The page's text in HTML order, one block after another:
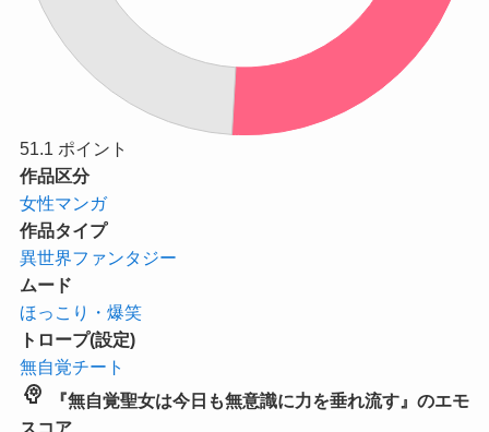
51.1 ポイント
作品区分
女性マンガ
作品タイプ
異世界ファンタジー
ムード
ほっこり・爆笑
トロープ(設定)
無自覚チート
psychology
『無自覚聖女は今日も無意識に力を垂れ流す』のエモ
スコア